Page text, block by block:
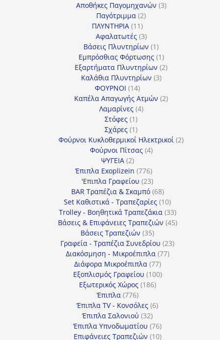
προϊόν
Αποθήκες Παγομηχανών 33
Παγότριμμα 22
ΠΛΥΝΤΗΡΙΑ 1111
προϊόντα
Αφαλατωτές 33
προϊόντα
Βάσεις Πλυντηρίων 11
προϊόν
Εμπρόσθιας Φόρτωσης 11
προϊόν
Εξαρτήματα Πλυντηρίων 22
Καλάθια Πλυντηρίων 33
ΦΟΥΡΝΟΙ 1414
προϊόντα
Καπέλα Απαγωγής Ατμών 22
Λαμαρίνες 44
Στόφες 11
προϊόν
Σχάρες 11
προϊόν
Φούρνοι Κυκλοθερμικοί Ηλεκτρικοί 22
Φούρνοι Πίτσας 44
ΨΥΓΕΙΑ 22
προϊόντα
Έπιπλα Exoplizein 776776
προϊόντα
'Επιπλα Γραφείου 2323
προϊόντα
BAR Τραπέζια & Σκαμπό 6868
προϊόντα
Set Καθιστικά - Τραπεζαρίες 1010
προϊόντα
Trolley - Βοηθητικά Τραπεζάκια 3333
προϊόντα
Βάσεις & Επιφάνειες Τραπεζιών 4545
Βάσεις Τραπεζιών 3535
προϊόντα
Γραφεία - Τραπέζια Συνεδρίου 2323
Διακόσμηση - Μικροέπιπλα 7777
Διάφορα Μικροέπιπλα 7777
προϊόντα
Εξοπλισμός Γραφείου 100100
Εξωτερικός Χώρος 186186
Έπιπλα 776776
προϊόντα
Έπιπλα TV - Κονσόλες 66
Έπιπλα Σαλονιού 3232
προϊόντα
Έπιπλα Υπνοδωματίου 7676
προϊόντα
Επιφάνειες Τραπεζιών 1010